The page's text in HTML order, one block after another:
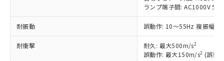
ランプ端子間: AC1000V
耐振動 誤動作: 10～55Hz 複振幅
耐衝撃 耐久: 最大500m/s2
誤動作: 最大150m/s2 (誤動
本サービスは、当社制御機器事業取扱
商品の当社在庫状況および標準価格
(税抜)を提供させていただくもので
調査・確認中：EU RoHS指令（10物質）の
非含有の対応状況を調査中または確認中の
非該当品：ライセンス料など無形物で、有
「○」：最大均質材料含有率が中国RoHSの
基準値以下であることを示します。